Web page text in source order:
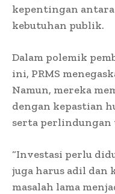
kepentingan
kebutuhan publik.
Dalam polemik
ini, PRMS
Namun, mereka
dengan kepastian
serta perlindungan
“Investasi perlu
juga harus adil dan
masalah lama